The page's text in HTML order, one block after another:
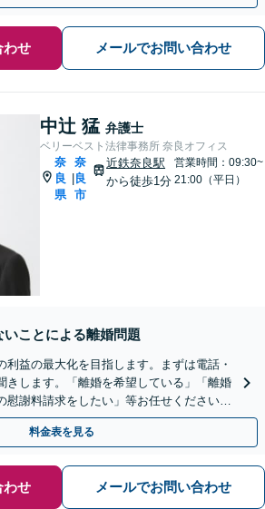
わせ メールでお問い合わせ
中辻 猛 弁護士
ベリーベスト法律事務所 奈良オフィス
奈
良
県
奈
良
市
近鉄奈良駅
から徒歩1分
営業時間：09:30~
21:00（平日）
ことによる離婚問題
利益の最大化を目指します。まずは電話・
きします。「離婚を希望している」「離婚
謝料請求をしたい」等お任せください。
】
料金表を見る
わせ メールでお問い合わせ